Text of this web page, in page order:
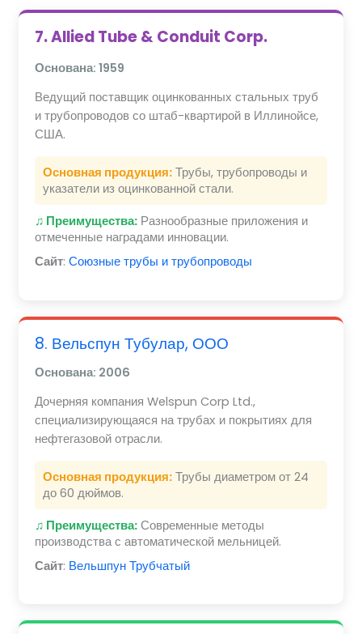
7. Allied Tube & Conduit Corp.
Основана: 1959
Ведущий поставщик оцинкованных стальных труб
и трубопроводов со штаб-квартирой в Иллинойсе,
США.
Основная продукция:Трубы, трубопроводы и
указатели из оцинкованной стали.
♫ Преимущества:Разнообразные приложения и
отмеченные наградами инновации.
Сайт: Союзные трубы и трубопроводы
8. Вельспун Тубулар, ООО
Основана: 2006
Дочерняя компания Welspun Corp Ltd.,
специализирующаяся на трубах и покрытиях для
нефтегазовой отрасли.
Основная продукция:Трубы диаметром от 24
до 60 дюймов.
♫ Преимущества:Современные методы
производства с автоматической мельницей.
Сайт: Вельшпун Трубчатый